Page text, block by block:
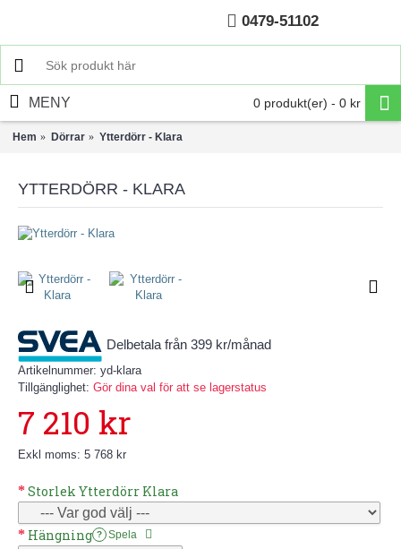
0479-51102
0 produkt(er) - 0 kr
MENY
Hem Dörrar Ytterdörr - Klara
YTTERDÖRR - KLARA
Delbetala från 399 kr/månad
Artikelnummer: yd-klara
Tillgänglighet: Gör dina val för att se lagerstatus
7 210 kr
Exkl moms: 5 768 kr
Storlek Ytterdörr Klara
Hängning ? Spela